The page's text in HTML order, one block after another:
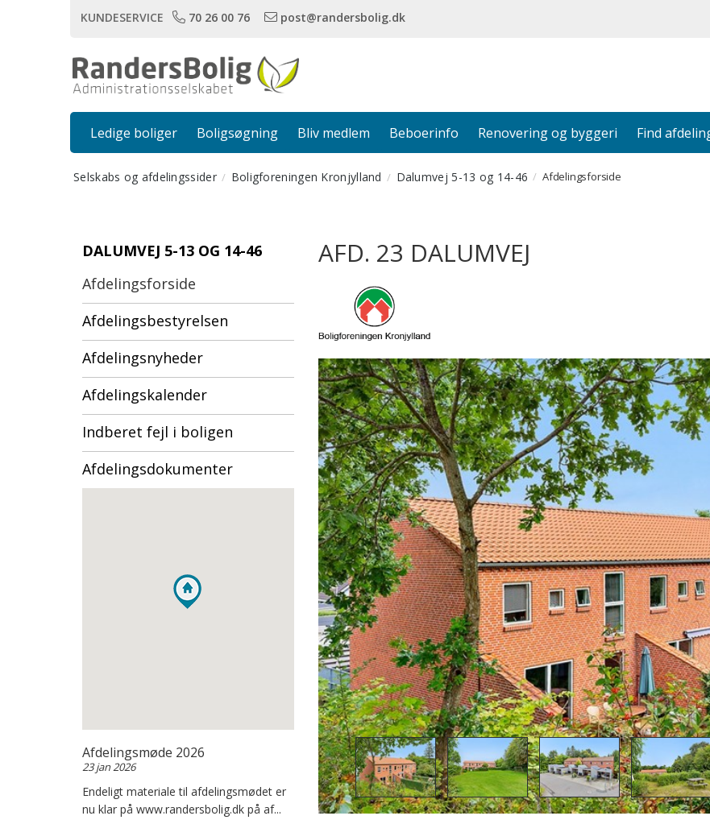
KUNDESERVICE 70 26 00 76 post@randersbolig.dk
Ledige boliger Boligsøgning Bliv medlem Beboerinfo Renovering og byggeri Find
Selskabs og afdelingssider Boligforeningen Kronjylland Dalumvej 5-13 og 14-46 Afdelingsforside
DALUMVEJ 5-13 OG 14-46
Afdelingsforside
Afdelingsbestyrelsen
Afdelingsnyheder
Afdelingskalender
Indberet fejl i boligen
Afdelingsdokumenter
Afdelingsmøde 2026
23 jan 2026
Endeligt materiale til afdelingsmødet er
nu klar på www.randersbolig.dk på af...
AFD. 23 DALUMVEJ